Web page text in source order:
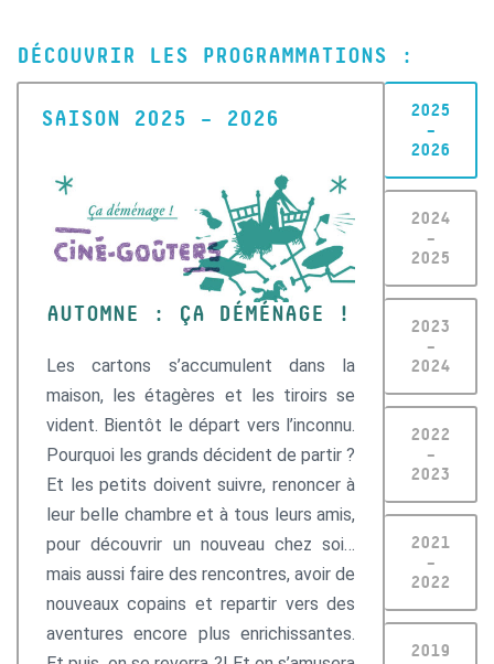
DÉCOUVRIR LES PROGRAMMATIONS :
2025
–
2026
2024
–
2025
2023
–
2024
2022
–
2023
2021
–
2022
2019
SAISON 2025 – 2026
AUTOMNE : ÇA DÉMÉNAGE !
Les cartons s’accumulent dans la
maison, les étagères et les tiroirs se
vident. Bientôt le départ vers l’inconnu.
Pourquoi les grands décident de partir ?
Et les petits doivent suivre, renoncer à
leur belle chambre et à tous leurs amis,
pour découvrir un nouveau chez soi…
mais aussi faire des rencontres, avoir de
nouveaux copains et repartir vers des
aventures encore plus enrichissantes.